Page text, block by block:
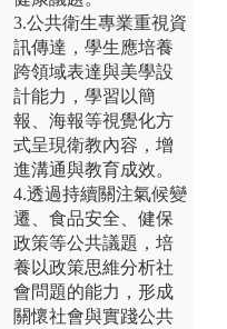
3.公共衛生專業重視資
訊傳達，學生應培養
跨領域表達與美學設
計能力，學習以簡
報、海報等視覺化方
式呈現衛教內容，增
進溝通與教育成效。
4.透過持續關注氣候變
遷、食品安全、健保
政策等公共議題，培
養以政策思維分析社
會問題的能力，形成
關懷社會與實踐公共